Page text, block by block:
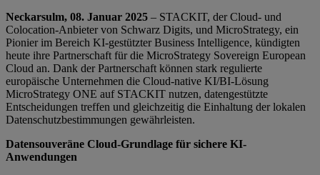
Neckarsulm, 08. Januar 2025 – STACKIT, der Cloud- und
Colocation-Anbieter von Schwarz Digits, und MicroStrategy, ein
Pionier im Bereich KI-gestützter Business Intelligence, kündigten
heute ihre Partnerschaft für die MicroStrategy Sovereign European
Cloud an. Dank der Partnerschaft können stark regulierte
europäische Unternehmen die Cloud-native KI/BI-Lösung
MicroStrategy ONE auf STACKIT nutzen, datengestützte
Entscheidungen treffen und gleichzeitig die Einhaltung der lokalen
Datenschutzbestimmungen gewährleisten.
Datensouveräne Cloud-Grundlage für sichere KI-
Anwendungen